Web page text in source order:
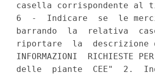
casella corrispondente al
6  -  Indicare  se  le merci
barrando  la  relativa
riportare  la  descrizione
INFORMAZIONI  RICHIESTE
delle  piante  CEE"  2.